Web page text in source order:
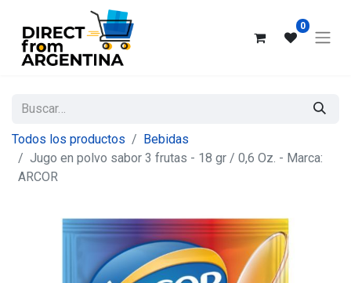
0
Todos los productos
Bebidas
Jugo en polvo sabor 3 frutas - 18 gr / 0,6 Oz. - Marca:
ARCOR